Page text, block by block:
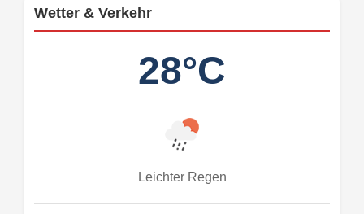
Wetter & Verkehr
28°C
Leichter Regen